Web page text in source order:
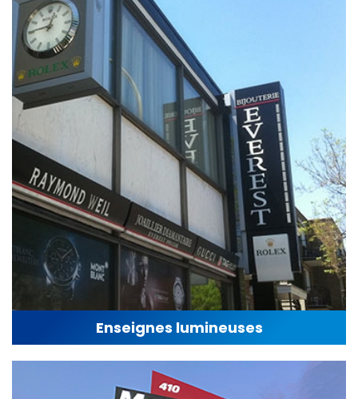
Enseignes lumineuses